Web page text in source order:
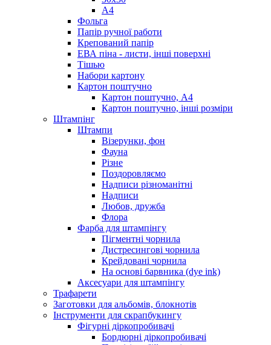
А4
Фольга
Папір ручної работи
Крепований папір
ЕВА піна - листи, інші поверхні
Тішью
Набори картону
Картон поштучно
Картон поштучно, А4
Картон поштучно, інші розміри
Штампінг
Штампи
Візерунки, фон
Фауна
Різне
Поздоровляємо
Надписи різноманітні
Надписи
Любов, дружба
Флора
Фарба для штампінгу
Пігментні чорнила
Дистресингові чорнила
Крейдовані чорнила
На основі барвника (dye ink)
Аксесуари для штампінгу
Трафарети
Заготовки для альбомів, блокнотів
Інструменти для скрапбукингу
Фігурні діркопробивачі
Бордюрні діркопробивачі